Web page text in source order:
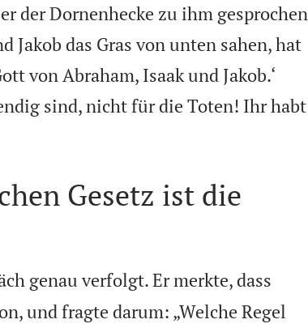
der Dornenhecke zu ihm gesprochen
Jakob das Gras von unten sahen, hat
von Abraham, Isaak und Jakob.‘
sind, nicht für die Toten! Ihr habt
Gesetz ist die
genau verfolgt. Er merkte, dass
und fragte darum: „Welche Regel